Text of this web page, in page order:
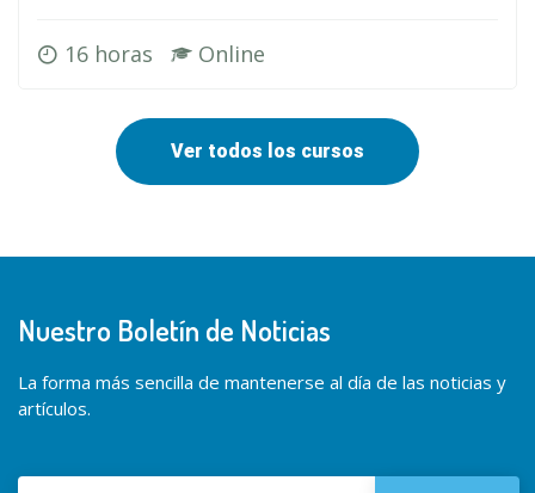
16 horas Online
Ver todos los cursos
Nuestro Boletín de Noticias
La forma más sencilla de mantenerse al día de las noticias y
artículos.